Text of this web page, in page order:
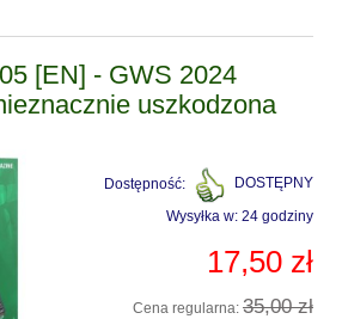
[EN] - GWS 2024
uszkodzona
Dostępność:
DOSTĘPNY
Wysyłka w: 24 godziny
17,50 zł
Cena regularna: 35,00 zł